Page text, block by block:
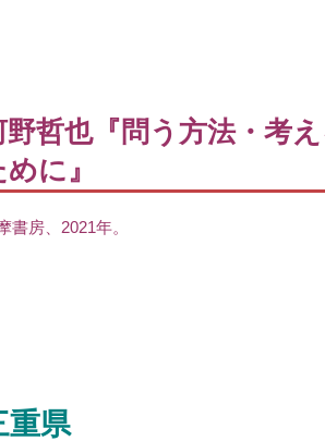
野哲也『問う方法・考
に』
書房、2021年。
重県